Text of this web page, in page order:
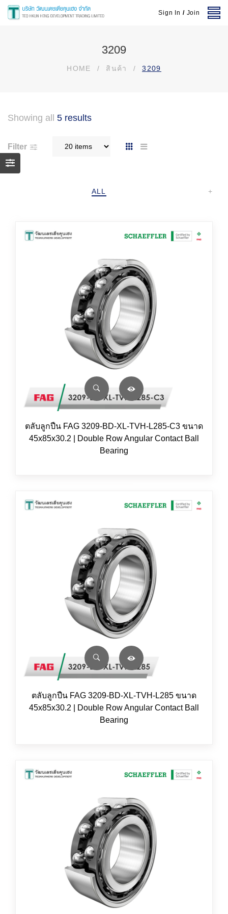
Sign In / Join
3209
HOME / สินค้า / 3209
Showing all 5 results
Filter
ALL +
ตลับลูกปืน FAG 3209-BD-XL-TVH-L285-C3 ขนาด
45x85x30.2 | Double Row Angular Contact Ball
Bearing
ตลับลูกปืน FAG 3209-BD-XL-TVH-L285 ขนาด
45x85x30.2 | Double Row Angular Contact Ball
Bearing